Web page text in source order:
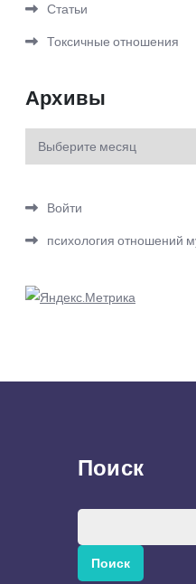
Статьи
Токсичные отношения
Архивы
Архивы
Войти
психология отношений
Поиск